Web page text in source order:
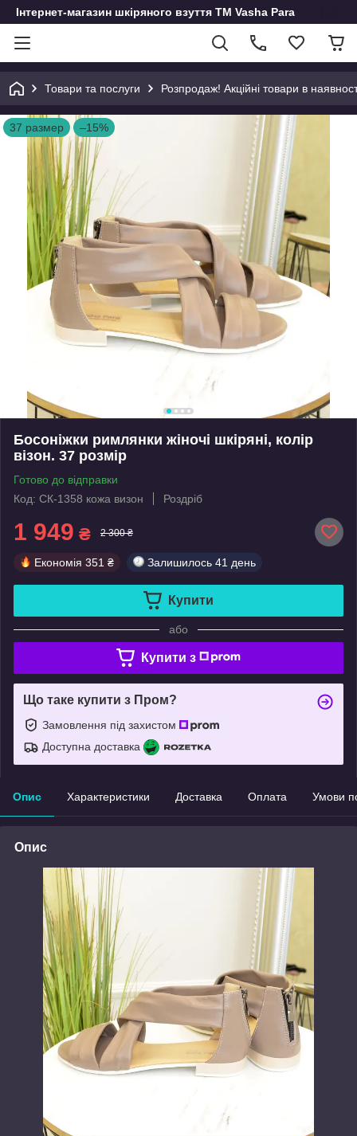
Інтернет-магазин шкіряного взуття ТМ Vasha Para
Товари та послуги Розпродаж! Акційні товари в
37 размер –15%
Босоніжки римлянки жіночі шкіряні, колір
візон. 37 розмір
Готово до відправки
Код: СК-1358 кожа визон
Роздріб
1 949 ₴ 2 300 ₴
Економія 351 ₴ Залишилось 41 день
Купити
або
Купити з
Що таке купити з Пром?
Замовлення під захистом
Доступна доставка
Опис Характеристики Доставка Оплата Умови
Опис